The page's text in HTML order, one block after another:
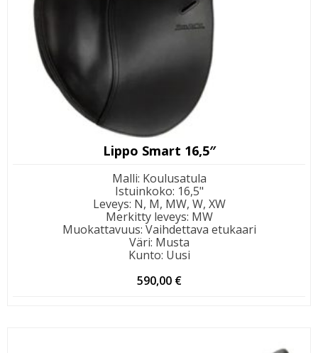
Lippo Smart 16,5″
Malli: Koulusatula
Istuinkoko: 16,5"
Leveys: N, M, MW, W, XW
Merkitty leveys: MW
Muokattavuus: Vaihdettava etukaari
Väri: Musta
Kunto: Uusi
590,00 €